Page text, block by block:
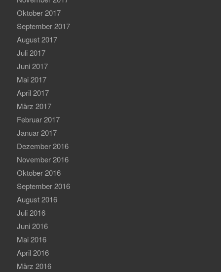
Oktober 2017
September 2017
August 2017
Juli 2017
Juni 2017
Mai 2017
April 2017
März 2017
Februar 2017
Januar 2017
Dezember 2016
November 2016
Oktober 2016
September 2016
August 2016
Juli 2016
Juni 2016
Mai 2016
April 2016
März 2016